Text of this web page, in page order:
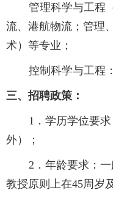
管理科学与工程
流、港航物流；管理
术）等专业；
控制科学与工程
三、招聘政策：
1．学历学位要
外）；
2．年龄要求：
教授原则上在45周岁